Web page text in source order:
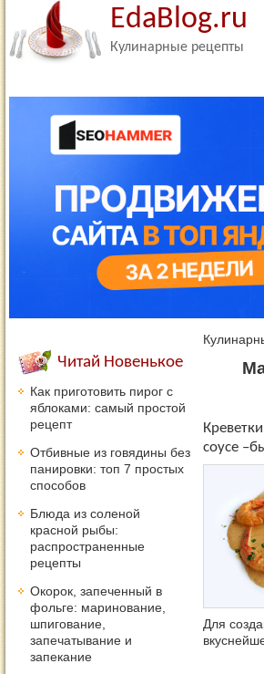
EdaBlog.ru
Кулинарные рецепты
соусе
Для
Читай Новенькое
Как приготовить пирог с
яблоками: самый простой
рецепт
Отбивные из говядины без
панировки: топ 7 простых
способов
Блюда из соленой
красной рыбы:
распространенные
рецепты
Окорок, запеченный в
фольге: маринование,
шпигование,
запечатывание и
запекание